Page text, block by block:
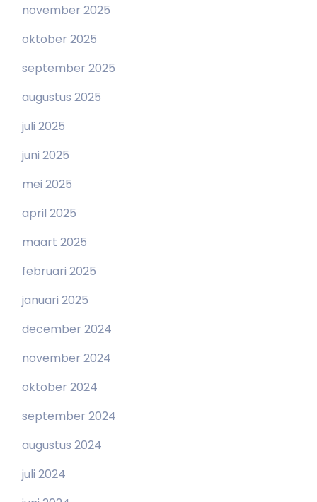
november 2025
oktober 2025
september 2025
augustus 2025
juli 2025
juni 2025
mei 2025
april 2025
maart 2025
februari 2025
januari 2025
december 2024
november 2024
oktober 2024
september 2024
augustus 2024
juli 2024